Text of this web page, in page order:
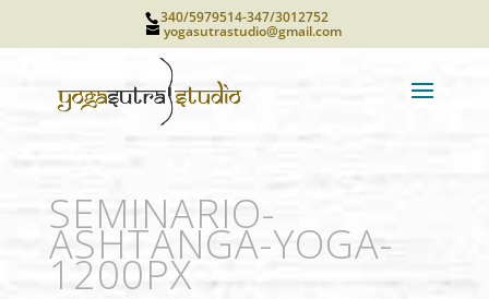
340/5979514-347/3012752
yogasutrastudio@gmail.com
SEMINARIO-
ASHTANGA-YOGA-
1200PX